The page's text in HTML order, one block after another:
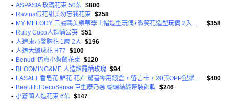
• ASPASIA 玫瑰花束 50朵 $800
• Ravina假花甜美勿忘我花束 $258
•
MY MELODY 三麗鷗美樂蒂學士帽造型玩偶+微笑花造型玩偶 2入花束包裝組
$358
• Ruby Coco人造蒲公英 $51
• 人造康乃馨胸花 1層 2入 $196
• 人造大繡球花 H77 $100
• Benudi 仿真小蒼蘭花束 $120
• BLOOMING&ME 人造維羅納玫瑰 $94
•
LASALT 香皂花 鮮花 花卉 驚喜零用錢盒 + 留言卡 + 20張OPP塑膠袋 + 專用提袋
$400
• BeautifulDecoSense 巨型康乃馨 蝴蝶結緞帶裝飾款 $246
• 小蒼蘭人造花束 6朵 $147